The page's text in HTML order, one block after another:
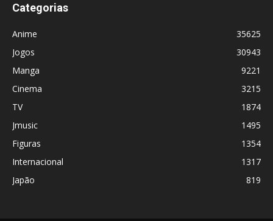
Categorias
Anime
35625
Jogos
30943
Manga
9221
Cinema
3215
TV
1874
Jmusic
1495
Figuras
1354
Internacional
1317
Japão
819